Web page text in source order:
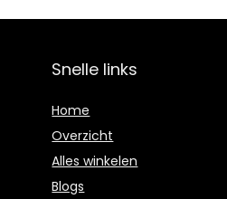
Snelle links
Home
Overzicht
Alles winkelen
Blogs